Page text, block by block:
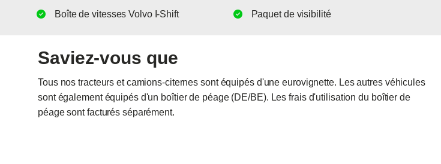
Boîte de vitesses Volvo I-Shift
Paquet de visibilité
Saviez-vous que
Tous nos tracteurs et camions-citernes sont équipés d'une eurovignette. Les autres véhicules
sont également équipés d'un boîtier de péage (DE/BE). Les frais d'utilisation du boîtier de
péage sont facturés séparément.